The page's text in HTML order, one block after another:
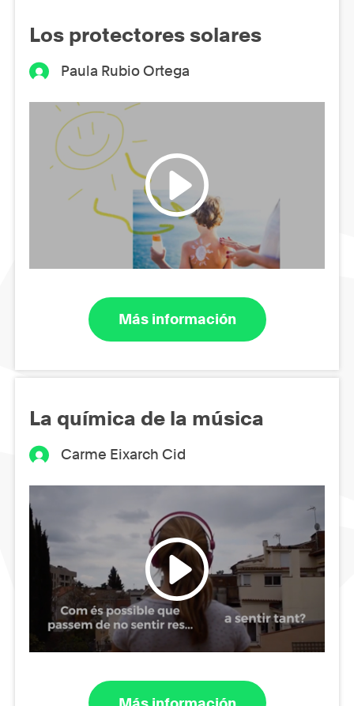
Los protectores solares
Paula Rubio Ortega
Más información
La química de la música
Carme Eixarch Cid